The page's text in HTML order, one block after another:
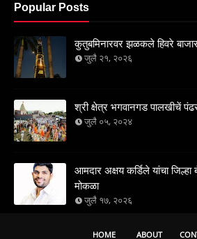
Popular Posts
कुतुबमिनारवर झळकले हिवरे
जुलै २१, २०२६
श्री क्षेत्र भगवानगड पालखीचें
जुलै ०५, २०२४
आमदार अक्षय कर्डिले यांचा जिल्हा
मोकळा
जुलै १७, २०२६
HOME ABOUT